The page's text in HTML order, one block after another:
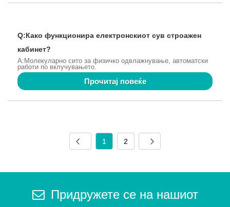
Q:Како функционира електронскиот сув строажен
кабинет?
A:Молекуларно сито за физичко одвлажнување, автоматски
работи по вклучувањето.
Прочитај повеќе
1 2
Придружете се на нашиот